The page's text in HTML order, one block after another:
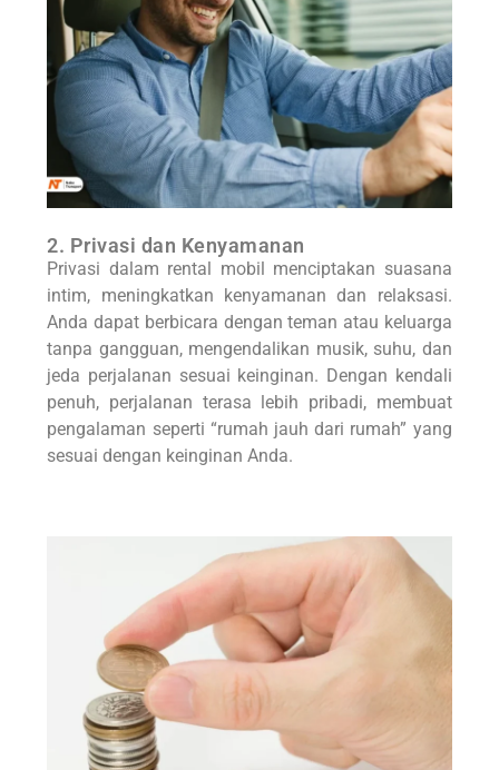
2. Privasi dan Kenyamanan
Privasi dalam rental mobil menciptakan suasana
intim, meningkatkan kenyamanan dan relaksasi.
Anda dapat berbicara dengan teman atau keluarga
tanpa gangguan, mengendalikan musik, suhu, dan
jeda perjalanan sesuai keinginan. Dengan kendali
penuh, perjalanan terasa lebih pribadi, membuat
pengalaman seperti “rumah jauh dari rumah” yang
sesuai dengan keinginan Anda.